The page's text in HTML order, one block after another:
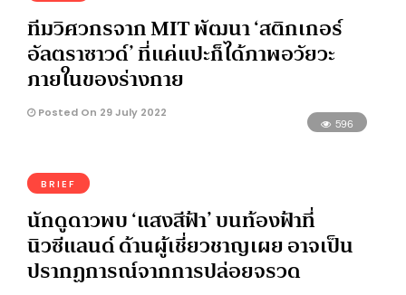
ทีมวิศวกรจาก MIT พัฒนา ‘สติกเกอร์
อัลตราซาวด์’ ที่แค่แปะก็ได้ภาพอวัยวะ
ภายในของร่างกาย
Posted On 29 July 2022
596
BRIEF
นักดูดาวพบ ‘แสงสีฟ้า’ บนท้องฟ้าที่
นิวซีแลนด์ ด้านผู้เชี่ยวชาญเผย อาจเป็น
ปรากฏการณ์จากการปล่อยจรวด